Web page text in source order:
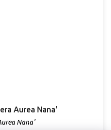
Aurea Nana'
Nana'